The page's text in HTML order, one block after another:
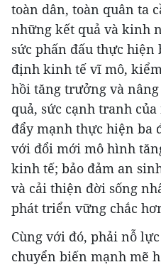
toàn dân, toàn quân ta
những kết quả và kinh
sức phấn đấu thực hiện
định kinh tế vĩ mô,
hồi tăng trưởng và
quả, sức cạnh tranh
đẩy mạnh thực hiện ba
với đổi mới mô hình
kinh tế; bảo đảm an
và cải thiện đời sống
phát triển vững chắc
Cùng với đó, phải nỗ
chuyển biến mạnh mẽ